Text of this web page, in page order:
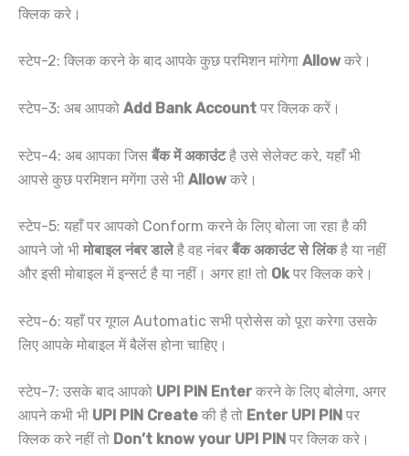
क्लिक करे।
स्टेप-2: क्लिक करने के बाद आपके कुछ परमिशन मांगेगा Allow करे।
स्टेप-3: अब आपको Add Bank Account पर क्लिक करें।
स्टेप-4: अब आपका जिस बैंक में अकाउंटहै उसे सेलेक्ट करे, यहाँ भी
आपसे कुछ परमिशन मगेंगा उसे भी Allow करे।
स्टेप-5: यहाँ पर आपको Conform करने के लिए बोला जा रहा है की
आपने जो भी मोबाइल नंबर डालेहै वह नंबर बैंक अकाउंट से लिंकहै या नहीं
और इसी मोबाइल में इन्सर्ट है या नहीं। अगर हा! तो Okपर क्लिक करे।
स्टेप-6: यहाँ पर गूगल Automatic सभी प्रोसेस को पूरा करेगा उसके
लिए आपके मोबाइल में बैलेंस होना चाहिए।
स्टेप-7: उसके बाद आपको UPI PIN Enter करने के लिए बोलेगा, अगर
आपने कभी भी UPI PIN Create की है तो Enter UPI PIN पर
क्लिक करे नहीं तो Don’t know your UPI PIN पर क्लिक करे।